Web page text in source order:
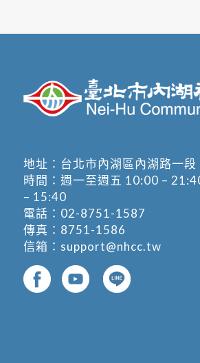
地址： 台北市內湖區內湖路一段
時間：週一至週五 10:00 –
– 15:40
電話： 02-8751-1587
傳真：8751-1586
信箱： support@nhcc.tw